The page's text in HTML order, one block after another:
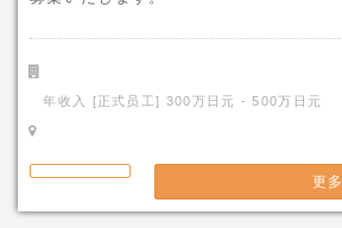
年收入 [正式员工] 300万日元 - 500万日元
更多